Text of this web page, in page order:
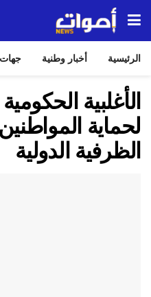
الرئيسية أخبار وطنية جهات
الأغلبية
لحماية
الظرفية الدولية